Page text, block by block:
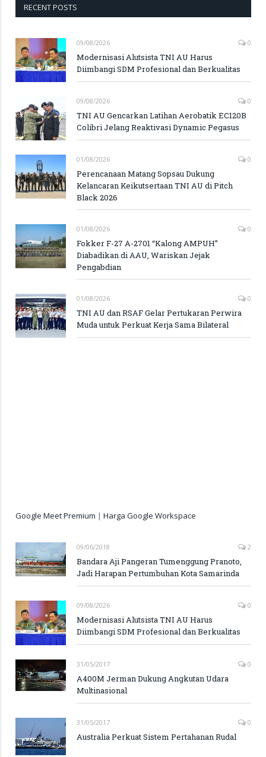
RECENT POSTS
09/08/2026 0
Modernisasi Alutsista TNI AU Harus
Diimbangi SDM Profesional dan Berkualitas
09/08/2026 0
TNI AU Gencarkan Latihan Aerobatik EC120B
Colibri Jelang Reaktivasi Dynamic Pegasus
01/08/2026 0
Perencanaan Matang Sopsau Dukung
Kelancaran Keikutsertaan TNI AU di Pitch
Black 2026
01/08/2026 0
Fokker F-27 A-2701 “Kalong AMPUH”
Diabadikan di AAU, Wariskan Jejak
Pengabdian
01/08/2026 0
TNI AU dan RSAF Gelar Pertukaran Perwira
Muda untuk Perkuat Kerja Sama Bilateral
Google Meet Premium | Harga Google Workspace
09/06/2018 2
Bandara Aji Pangeran Tumenggung Pranoto,
Jadi Harapan Pertumbuhan Kota Samarinda
09/08/2026 0
Modernisasi Alutsista TNI AU Harus
Diimbangi SDM Profesional dan Berkualitas
31/05/2017 0
A400M Jerman Dukung Angkutan Udara
Multinasional
31/05/2017 0
Australia Perkuat Sistem Pertahanan Rudal